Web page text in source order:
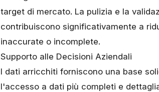
target di mercato. La pulizia e la
contribuiscono significativamente a
inaccurate o incomplete.
Supporto alle Decisioni Aziendali
I dati arricchiti forniscono una base
l'accesso a dati più completi e